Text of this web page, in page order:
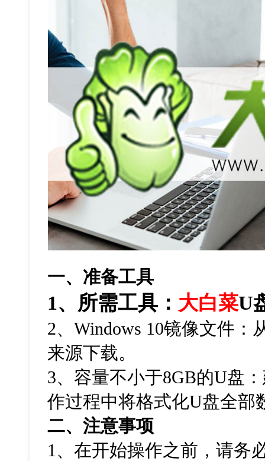
一、准备工具
1、所需工具： 大白菜U
2、Windows 10镜像文件：
来源下载。
3、容量不小于8GB的U盘
作过程中将格式化U盘全部
二、注意事项
1 、在开始操作之前，请务